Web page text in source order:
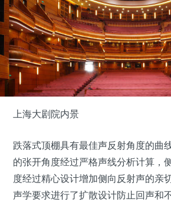
上海大剧院内景
跌落式顶棚具有最佳声反射角度的曲
的张开角度经过严格声线分析计算，
度经过精心设计增加侧向反射声的亲
声学要求进行了扩散设计防止回声和